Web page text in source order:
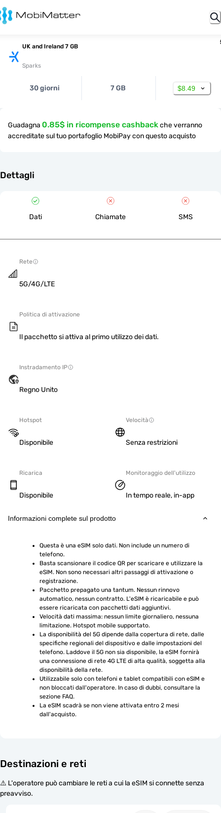
UK and Ireland 7 GB
Sparks
30 giorni 7 GB $8.49
Guadagna 0.85$ in ricompense cashbackche verranno
accreditate sul tuo portafoglio MobiPay con questo acquisto
Dettagli
Dati Chiamate SMS
Rete
5G/4G/LTE
Politica di attivazione
Il pacchetto si attiva al primo utilizzo dei dati.
Instradamento IP
Regno Unito
Hotspot
Disponibile
Velocità
Senza restrizioni
Ricarica
Disponibile
Monitoraggio dell'utilizzo
In tempo reale, in-app
Informazioni complete sul prodotto
Questa è una eSIM solo dati. Non include un numero di
telefono.
Basta scansionare il codice QR per scaricare e utilizzare la
eSIM. Non sono necessari altri passaggi di attivazione o
registrazione.
Pacchetto prepagato una tantum. Nessun rinnovo
automatico, nessun contratto. L'eSIM è ricaricabile e può
essere ricaricata con pacchetti dati aggiuntivi.
Velocità dati massima: nessun limite giornaliero, nessuna
limitazione. Hotspot mobile supportato.
La disponibilità del 5G dipende dalla copertura di rete, dalle
specifiche regionali del dispositivo e dalle impostazioni del
telefono. Laddove il 5G non sia disponibile, la eSIM fornirà
una connessione di rete 4G LTE di alta qualità, soggetta alla
disponibilità della rete.
Utilizzabile solo con telefoni e tablet compatibili con eSIM e
non bloccati dall'operatore. In caso di dubbi, consultare la
sezione FAQ.
La eSIM scadrà se non viene attivata entro 2 mesi
dall'acquisto.
Destinazioni e reti
⚠️ L'operatore può cambiare le reti a cui la eSIM si connette senza
preavviso.